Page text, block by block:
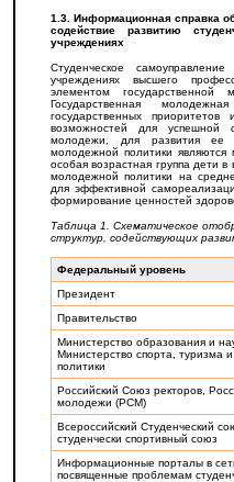
1.3. Информационная справка
содействие развитию
учреждениях
Студенческое
учреждениях высшего
элементом государственной
Государственная
государственных
возможностей для успешной
молодежи, для развития ее
молодежной политики
особая возрастная группа дети
молодежной политики на
для эффективной
формирование ценностей
Таблица 1. Схематическое
структур, содействующих
Федеральный уровень
Президент
Правительство
Министерство образования и
Министерство спорта, туризма
политики
Российский Союз ректоров,
молодежи (РСМ)
Всероссийский Студенческий
студенчески спортивный союз
Информационные порталы в
посвященные проблемам